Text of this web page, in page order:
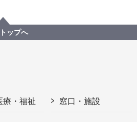
ップへ
療・福祉 窓口・施設